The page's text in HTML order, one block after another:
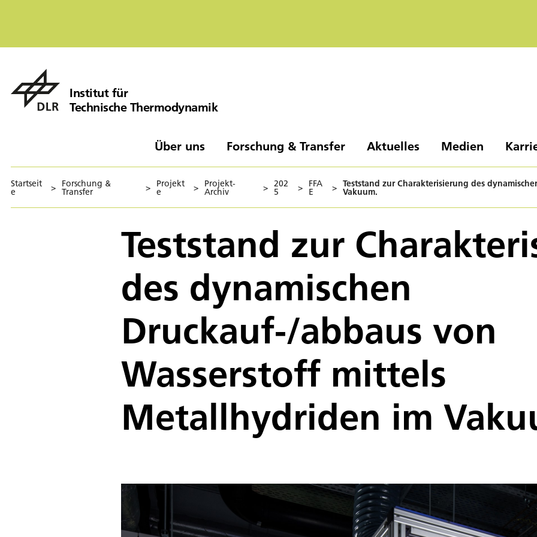
Institut für
Technische Thermodynamik
Über uns Forschung & Transfer Aktuelles Medien
Startseit
e > Forschung &
Transfer > Projekt
e > Projekt-
Archiv > 202
5 > FFA
E > Teststand zur Charakterisierung des
Vakuum.
Teststand zur
des dynamischen
Druckauf-/abbaus von
Wasserstoff mittels
Metallhydriden im